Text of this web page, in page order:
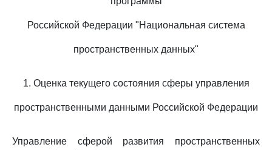
Российской Федерации "Национальная система
пространственных данных"
1. Оценка текущего состояния сферы управления
пространственными данными Российской Федерации
Управление сферой развития пространственных